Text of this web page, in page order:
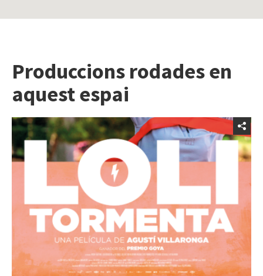
Produccions rodades en
aquest espai